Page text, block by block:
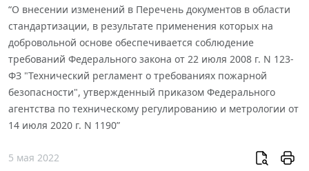
“О внесении изменений в Перечень документов в области
стандартизации, в результате применения которых на
добровольной основе обеспечивается соблюдение
требований Федерального закона от 22 июля 2008 г. N 123-
ФЗ "Технический регламент о требованиях пожарной
безопасности", утвержденный приказом Федерального
агентства по техническому регулированию и метрологии от
14 июля 2020 г. N 1190”
5 мая 2022